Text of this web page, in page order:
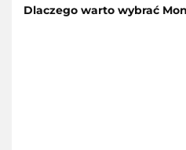
Dlaczego warto wybrać